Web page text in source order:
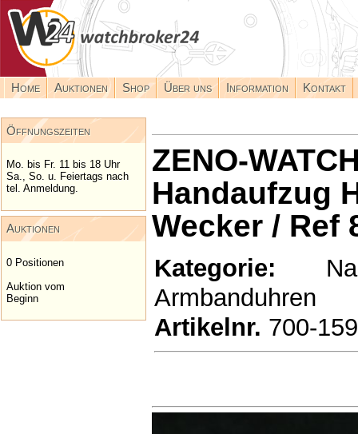
Home Auktionen Shop Über uns Information Kontakt
Öffnungszeiten
Mo. bis Fr. 11 bis 18 Uhr
Sa., So. u. Feiertags nach
tel. Anmeldung.
Auktionen
0 Positionen
Auktion vom
Beginn
ZENO-
Handaufzug
Wecker / Ref
Kategorie:
Armbanduhren
Artikelnr. 700-159